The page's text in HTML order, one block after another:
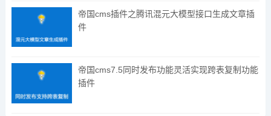
帝国cms插件之腾讯混元大模型接口生成文章插
件
帝国cms7.5同时发布功能灵活实现跨表复制功能
插件